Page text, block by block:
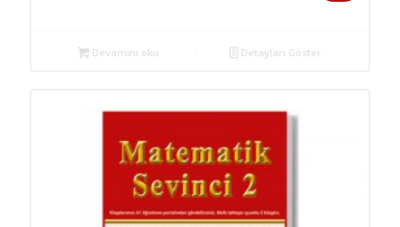
₺ 400,00.
Devamını oku Detayları Göster